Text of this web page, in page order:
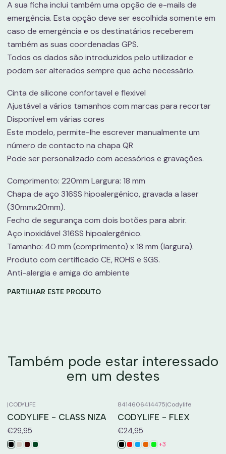
A sua ficha inclui também uma opção de e-mails de
emergência. Esta opção deve ser escolhida somente em
caso de emergência e os destinatários receberem
também as suas coordenadas GPS.
Todos os dados são introduzidos pelo utilizador e
podem ser alterados sempre que ache necessário.
Cinta de silicone confortavel e flexivel
Ajustável a vários tamanhos com marcas para recortar
Disponível em várias cores
Este modelo, permite-lhe escrever manualmente um
número de contacto na chapa QR
Pode ser personalizado com acessórios e gravações.
Comprimento: 220mm Largura: 18 mm
Chapa de aço 316SS hipoalergênico, gravada a laser
(30mmx20mm).
Fecho de segurança com dois botões para abrir.
Aço inoxidável 316SS hipoalergênico.
Tamanho: 40 mm (comprimento) x 18 mm (largura).
Produto com certificado CE, ROHS e SGS.
Anti-alergia e amiga do ambiente
PARTILHAR ESTE PRODUTO
Também pode estar interessado
em um destes
|CODYLIFE
CODYLIFE - CLASS NIZA
€29,95
8414606414475|Codylife
CODYLIFE - FLEX
€24,95
+3